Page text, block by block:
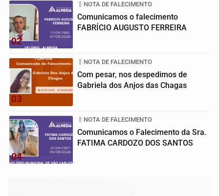
02
NOTA DE FALECIMENTO
Comunicamos o falecimento
FABRÍCIO AUGUSTO FERREIRA
03
NOTA DE FALECIMENTO
Com pesar, nos despedimos de
Gabriela dos Anjos das Chagas
04
NOTA DE FALECIMENTO
Comunicamos o Falecimento da Sra.
FATIMA CARDOZO DOS SANTOS